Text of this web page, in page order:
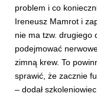
problem i co
Ireneusz Mamrot i
nie ma tzw. drugiego
podejmować
zimną krew. To
sprawić, że zacznie
– dodał